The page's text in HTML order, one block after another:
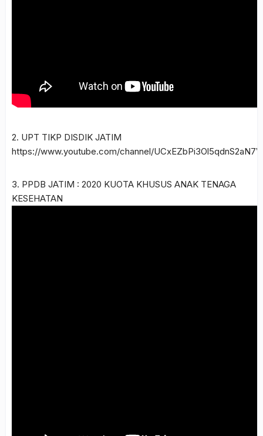
2. UPT TIKP DISDIK JATIM
https://www.youtube.com/channel/
3. PPDB JATIM : 2020 KUOTA KHUSUS ANAK TENAGA
KESEHATAN